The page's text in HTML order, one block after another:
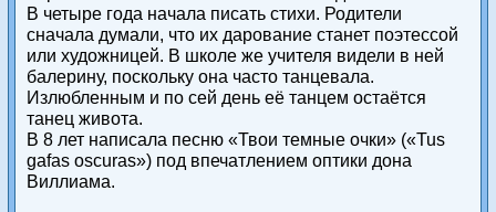
В четыре года начала писать стихи. Родители
сначала думали, что их дарование станет поэтессой
или художницей. В школе же учителя видели в ней
балерину, поскольку она часто танцевала.
Излюбленным и по сей день её танцем остаётся
танец живота.
В 8 лет написала песню «Твои темные очки» («Tus
gafas oscuras») под впечатлением оптики дона
Виллиама.